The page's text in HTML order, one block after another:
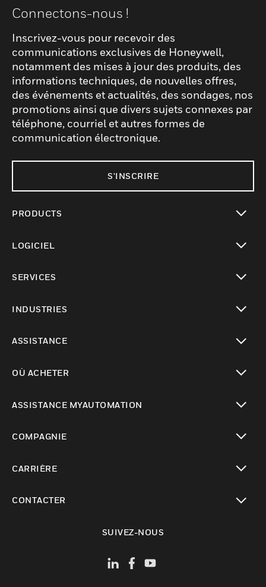
Connectons-nous !
Inscrivez-vous pour recevoir des
communications exclusives de Honeywell,
notamment des mises à jour des produits, des
informations techniques, de nouvelles offres,
des événements et actualités, des sondages, nos
promotions ainsi que divers sujets connexes par
téléphone, courriel et autres formes de
communication électronique.
S'INSCRIRE
PRODUCTS
LOGICIEL
SERVICES
INDUSTRIES
ASSISTANCE
OÙ ACHETER
ASSISTANCE MYAUTOMATION
COMPAGNIE
CARRIÈRE
CONTACTER
SUIVEZ-NOUS